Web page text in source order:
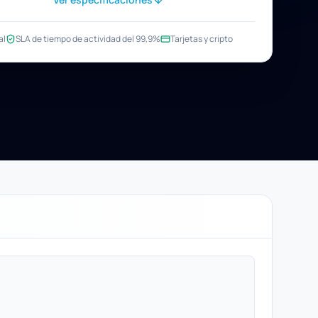
SLA de tiempo de actividad del 99,9% Tarjetas y cripto